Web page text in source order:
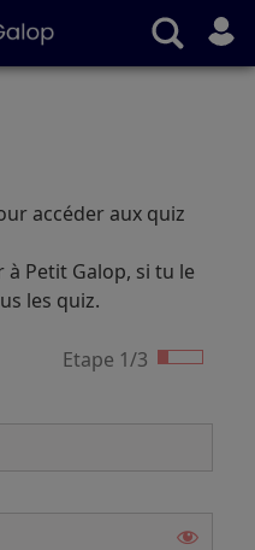
accéder aux quiz
Petit Galop, si tu le
les quiz.
Etape 1/3